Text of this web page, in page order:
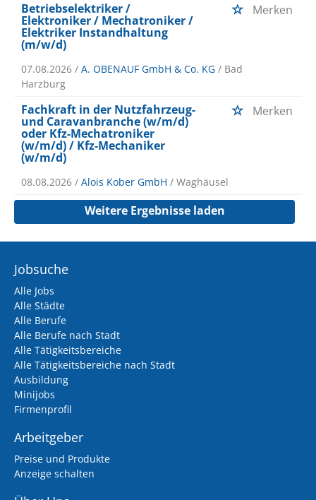
Betriebselektriker /
Elektroniker / Mechatroniker /
Elektriker Instandhaltung
(m/w/d)
Merken
07.08.2026 / A. OBENAUF GmbH & Co. KG / Bad
Harzburg
Fachkraft in der Nutzfahrzeug-
und Caravanbranche (w/m/d)
oder Kfz-Mechatroniker
(w/m/d) / Kfz-Mechaniker
(w/m/d)
Merken
08.08.2026 / Alois Kober GmbH / Waghäusel
Weitere Ergebnisse laden
Jobsuche
Alle Jobs
Alle Städte
Alle Berufe
Alle Berufe nach Stadt
Alle Tätigkeitsbereiche
Alle Tätigkeitsbereiche nach Stadt
Ausbildung
Minijobs
Firmenprofil
Arbeitgeber
Preise und Produkte
Anzeige schalten